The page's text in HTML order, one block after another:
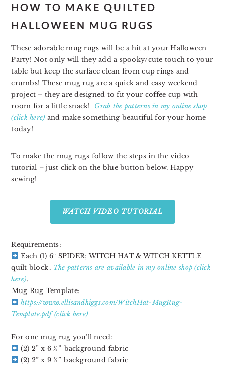
HOW TO MAKE QUILTED
HALLOWEEN MUG RUGS
These adorable mug rugs will be a hit at your Halloween
Party! Not only will they add a spooky/cute touch to your
table but keep the surface clean from cup rings and
crumbs!⁣ These mug rug are a quick and easy weekend
project – they are designed to fit your coffee cup with
room for a little snack! ⁣ Grab the patterns in my online shop
(click here) and make something beautiful for your home
today!
To make the mug rugs follow the steps in the video
tutorial – just click on the blue button below. Happy
sewing!
WATCH VIDEO TUTORIAL
Requirements:
Each (1) 6″ SPIDER; WITCH HAT & WITCH KETTLE
quilt block⁣⁣⁣⁣⁣⁣⁣. The patterns are available in my online shop (click
here)⁣.
⁣Mug Rug Template:⁣⁣⁣⁣⁣⁣
https://www.ellisandhiggs.com/WitchHat-MugRug-
Template.pdf⁣⁣⁣⁣⁣ (click here)
For one mug rug you’ll need:⁣
(2) 2” x 6 ½”⁣⁣⁣⁣⁣⁣ background fabric
(2) 2” x 9 ½”⁣⁣⁣⁣⁣ background fabric